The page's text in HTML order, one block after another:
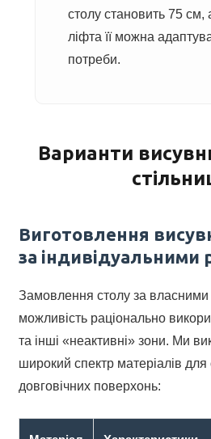
столу становить 75
ліфта її можна
потреби.
Варианти
Виготовлення
за індивідуальними
Замовлення столу за
можливість раціонально
та інші «неактивні» зони. Ми
широкий спектр матеріалів
довговічних поверхонь: